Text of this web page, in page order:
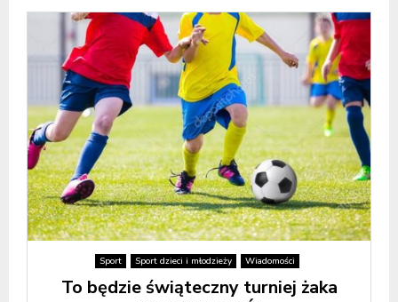
Sport Sport dzieci i młodzieży Wiadomości
To będzie świąteczny turniej żaka